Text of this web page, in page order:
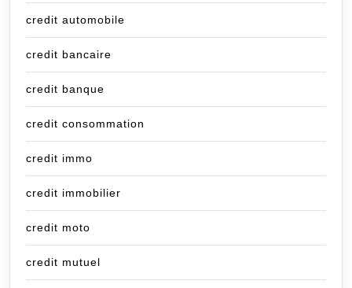
credit automobile
credit bancaire
credit banque
credit consommation
credit immo
credit immobilier
credit moto
credit mutuel